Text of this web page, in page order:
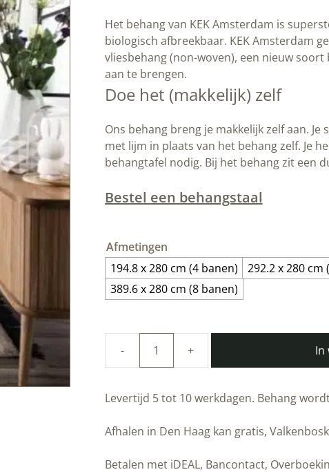
Het behang van KEK Amsterdam is
biologisch afbreekbaar. KEK Amsterdam
vliesbehang (non-woven), een nieuw
aan te brengen.
Doe het (makkelijk) zelf
Ons behang breng je makkelijk zelf aan.
met lijm in plaats van het behang zelf. Je
behangtafel nodig. Bij het behang zit een
Bestel een behangstaal
Afmetingen
194.8 x 280 cm (4 banen)
292.2 x 280 cm
389.6 x 280 cm (8 banen)
Duurzaam
|
Golden
Age
Landscapes
Cotopaxi
In
Levertijd 5 tot 10 werkdagen. Behang
Afhalen in Den Haag kan gratis,
Betalen met iDEAL, Bancontact,